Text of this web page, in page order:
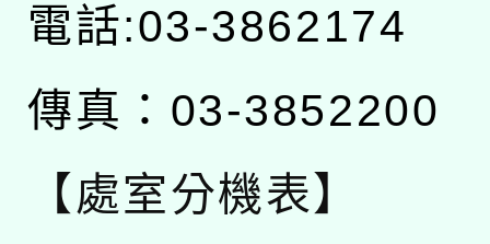
電話:03-3862174
傳真：03-3852200
【處室分機表】